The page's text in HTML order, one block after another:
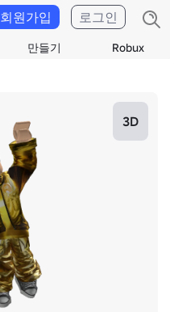
만들기 Robux
회원가입 로그인
3D